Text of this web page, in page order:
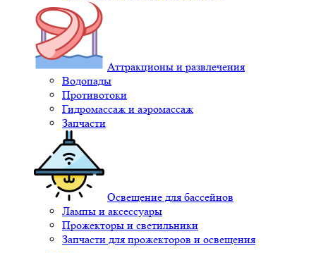
Аттракционы и развлечения
Водопады
Противотоки
Гидромассаж и аэромассаж
Запчасти
Освещение для бассейнов
Лампы и аксессуары
Прожекторы и светильники
Запчасти для прожекторов и освещения